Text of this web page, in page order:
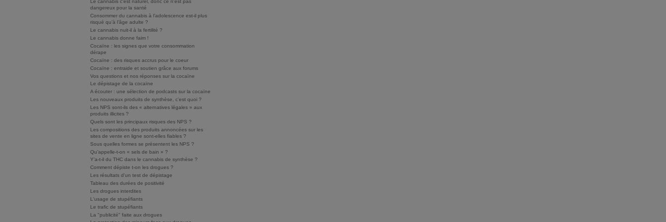
Le cannabis c'est naturel, donc ce n'est pas
dangereux pour la santé
Consommer du cannabis à l’adolescence est-il plus
risqué qu’à l’âge adulte ?
Le cannabis nuit-il à la fertilité ?
Le cannabis donne faim !
Cocaïne : les signes que votre consommation
dérape
Cocaïne : des risques accrus pour le coeur
Cocaïne : entraide et soutien grâce aux forums
Vos questions et nos réponses sur la cocaïne
Le dépistage de la cocaïne
A écouter : une sélection de podcasts sur la cocaïne
Les nouveaux produits de synthèse, c’est quoi ?
Les NPS sont-ils des « alternatives légales » aux
produits illicites ?
Quels sont les principaux risques des NPS ?
Les compositions des produits annoncées sur les
sites de vente en ligne sont-elles fiables ?
Sous quelles formes se présentent les NPS ?
Qu’appelle-t-on « sels de bain » ?
Y’a-t-il du THC dans le cannabis de synthèse ?
Comment dépiste t-on les drogues ?
Les résultats d'un test de dépistage
Tableau des durées de positivité
Les drogues interdites
L'usage de stupéfiants
Le trafic de stupéfiants
La "publicité" faite aux drogues